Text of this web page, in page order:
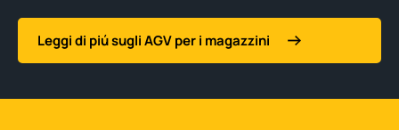
Leggi di piú sugli AGV per i magazzini